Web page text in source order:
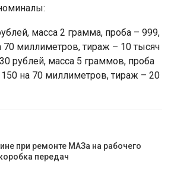
масса 2 грамма, проба – 999,
70 миллиметров, тираж – 10 тысяч
рублей, масса 5 граммов, проба
на 70 миллиметров, тираж – 20
при ремонте МАЗа на рабочего
передач